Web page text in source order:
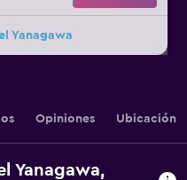
Yanagawa
Opiniones Ubicación
Yanagawa,